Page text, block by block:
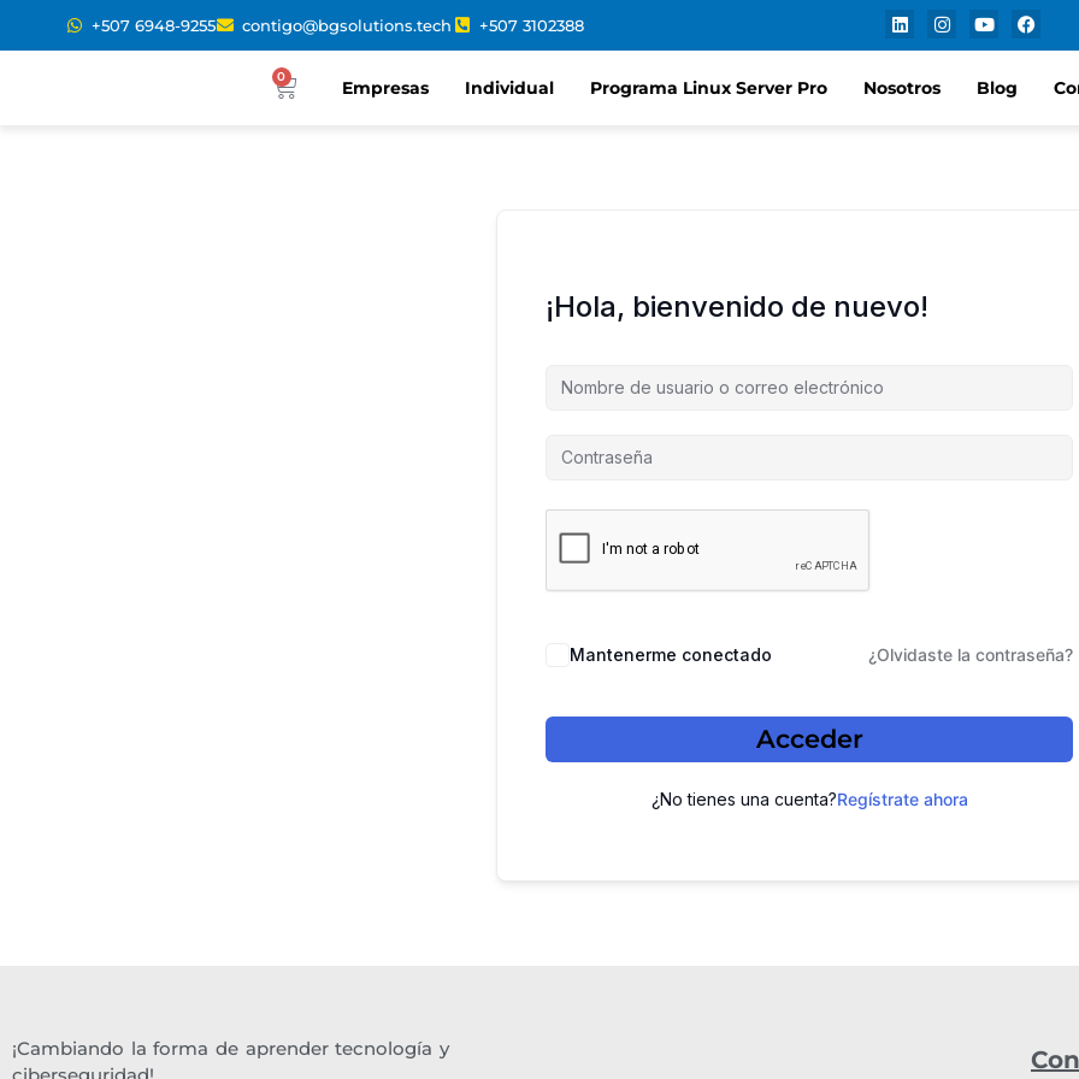
+507 6948-9255 contigo@bgsolutions.tech +507 3102388
0
Empresas Individual Programa Linux Server Pro Nosotros Blog
¡Hola, bienvenido de nuevo!
Mantenerme conectado ¿Olvidaste la contraseña?
Acceder
¿No tienes una cuenta?Regístrate ahora
¡Cambiando la forma de aprender tecnología y